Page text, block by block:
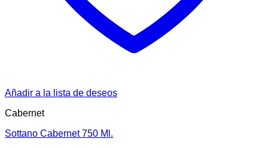
Añadir a la lista de deseos
Cabernet
Sottano Cabernet 750 Ml.